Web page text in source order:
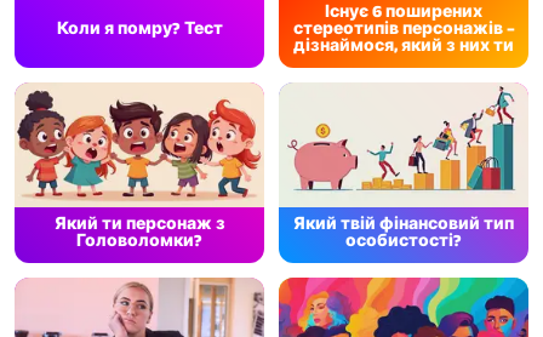
Коли я помру? Тест
Існує 6 поширених
стереотипів персонажів –
дізнаймося, який з них ти
Який ти персонаж з
Головоломки?
Який твій фінансовий тип
особистості?